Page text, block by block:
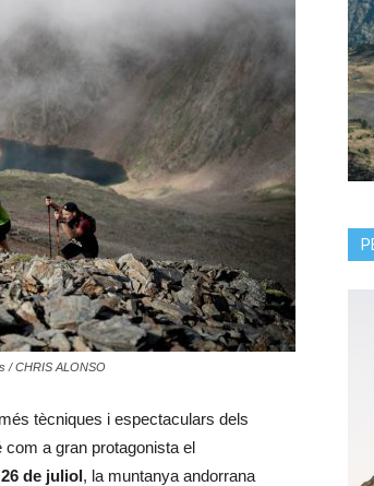
/ CHRIS ALONSO
tècniques i espectaculars dels
a gran protagonista el
de juliol, la muntanya andorrana